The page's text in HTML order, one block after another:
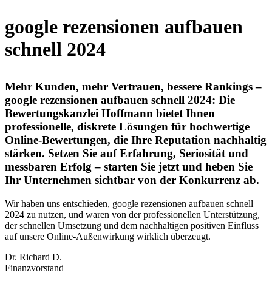
google rezensionen aufbauen
schnell 2024
Mehr Kunden, mehr Vertrauen, bessere Rankings –
google rezensionen aufbauen schnell 2024: Die
Bewertungskanzlei Hoffmann bietet Ihnen
professionelle, diskrete Lösungen für hochwertige
Online-Bewertungen, die Ihre Reputation nachhaltig
stärken. Setzen Sie auf Erfahrung, Seriosität und
messbaren Erfolg – starten Sie jetzt und heben Sie
Ihr Unternehmen sichtbar von der Konkurrenz ab.
Wir haben uns entschieden, google rezensionen aufbauen schnell
2024 zu nutzen, und waren von der professionellen Unterstützung,
der schnellen Umsetzung und dem nachhaltigen positiven Einfluss
auf unsere Online‑Außenwirkung wirklich überzeugt.
Dr. Richard D.
Finanzvorstand